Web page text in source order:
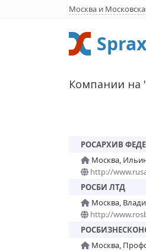
Москва и
Sprax
Компании на
РОСАРХИВ
Москва,
http://
РОСБИ ЛТД
Москва,
http://
Москва,